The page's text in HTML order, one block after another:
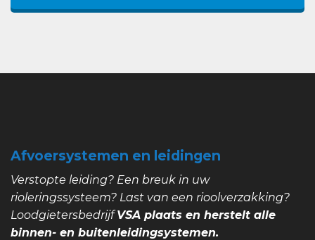
Afvoersystemen en leidingen
Verstopte leiding? Een breuk in uw
rioleringssysteem? Last van een rioolverzakking?
LoodgietersbedrijfVSA plaats en herstelt alle
binnen- en buitenleidingsystemen.